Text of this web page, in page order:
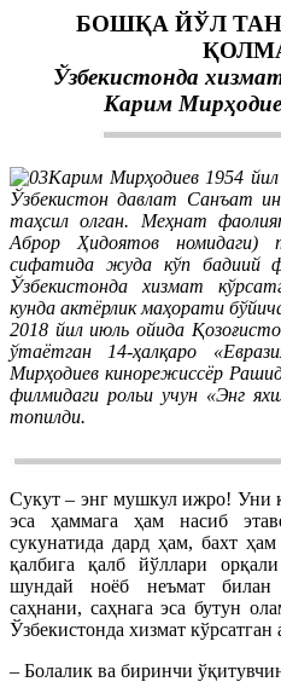
БОШҚА ЙЎЛ
Ўзбекистонда
Карим
Карим Мирҳодиев 1954
Ўзбекистон давлат Санъат
таҳсил олган. Меҳнат
Аброр Ҳидоятов номидаги)
сифатида жуда кўп бадиий
Ўзбекистонда хизмат
кунда актёрлик маҳорати
2018 йил июль ойида
ўтаётган 14-ҳалқаро
Мирҳодиев кинорежиссёр
филмидаги рольи учун «Энг
топилди.
Сукут – энг мушкул ижро! Уни
эса ҳаммага ҳам насиб
сукунатида дард ҳам, бахт
қалбига қалб йўллари
шундай ноёб неъмат билан
саҳнани, саҳнага эса бутун
Ўзбекистонда хизмат
– Болалик ва биринчи